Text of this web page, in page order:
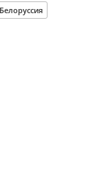
Белоруссия